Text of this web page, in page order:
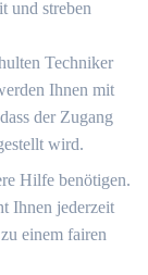
und streben
Techniker
Ihnen mit
der Zugang
wird.
Hilfe benötigen.​
Ihnen jederzeit
einem fairen